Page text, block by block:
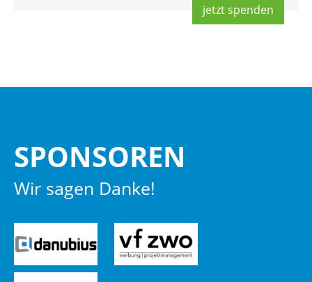
jetzt spen­den
SPON­SO­REN
Wir sagen Danke!